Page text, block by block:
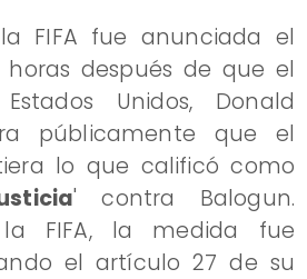
FIFA fue anunciada el
después de que el
Unidos, Donald
públicamente que el
lo que calificó como
' contra Balogun.
FIFA, la medida fue
el artículo 27 de su